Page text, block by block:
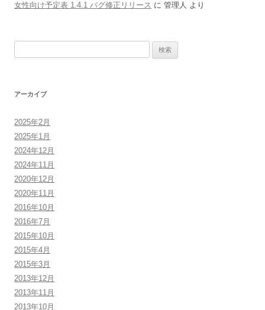
女性向け予定表 1.4.1 バグ修正リリース に 管理人 より
アーカイブ
2025年2月
2025年1月
2024年12月
2024年11月
2020年12月
2020年11月
2016年10月
2016年7月
2015年10月
2015年4月
2015年3月
2013年12月
2013年11月
2013年10月